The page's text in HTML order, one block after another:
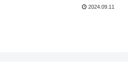
2024.09.11